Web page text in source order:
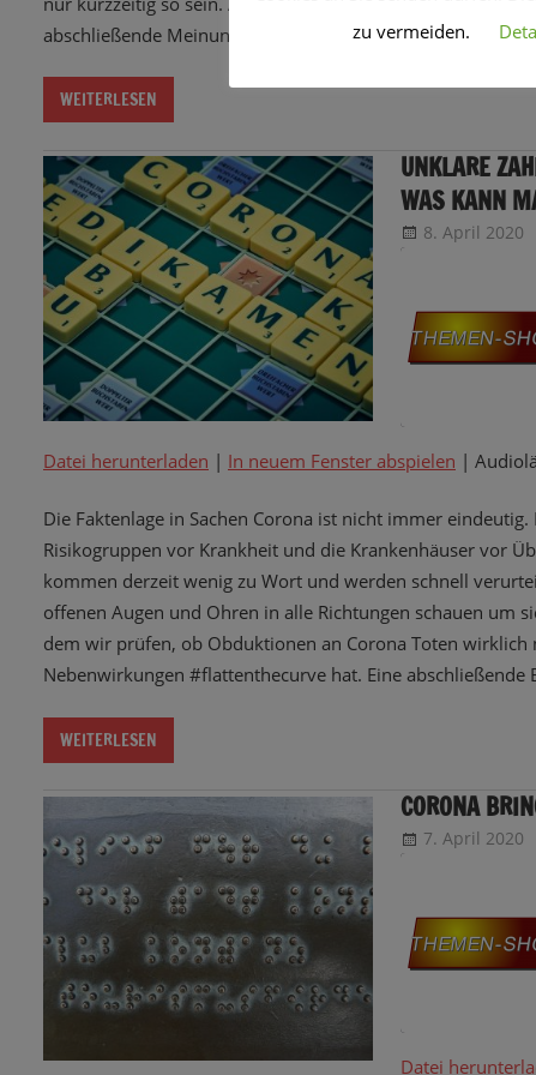
abschließende Meinung solltet ihr euch natürlich selbst
WEITERLESEN
UNKLARE
WAS KANN
8. April 2020
TEILEN
LINK
EMBED
Datei herunterladen | In neuem Fenster abspielen |
Die Faktenlage in Sachen Corona ist nicht immer
Risikogruppen vor Krankheit und die Krankenhäuser vor
kommen derzeit wenig zu Wort und werden schnell
offenen Augen und Ohren in alle Richtungen schauen um
dem wir prüfen, ob Obduktionen an Corona Toten
Nebenwirkungen #flattenthecurve hat. Eine abschließende
WEITERLESEN
CORONA
7. April 2020
Datei
zu vermeiden.